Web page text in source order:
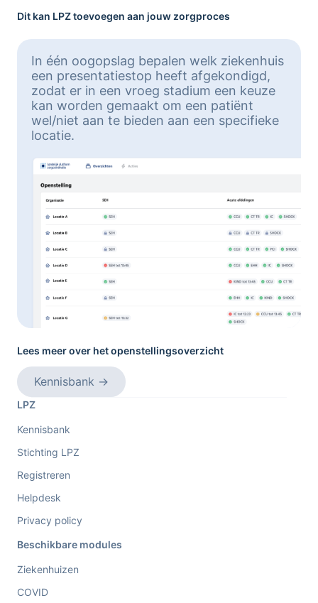
Dit kan LPZ toevoegen aan jouw zorgproces
In één oogopslag bepalen welk ziekenhuis
een presentatiestop heeft afgekondigd,
zodat er in een vroeg stadium een keuze
kan worden gemaakt om een patiënt
wel/niet aan te bieden aan een specifieke
locatie.
Lees meer over het openstellingsoverzicht
Kennisbank →
LPZ
Kennisbank
Stichting LPZ
Registreren
Helpdesk
Privacy policy
Beschikbare modules
Ziekenhuizen
COVID